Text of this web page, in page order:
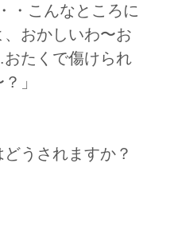
・こんなところに
おかしいわ〜お
たくで傷けられ
」
うされますか？